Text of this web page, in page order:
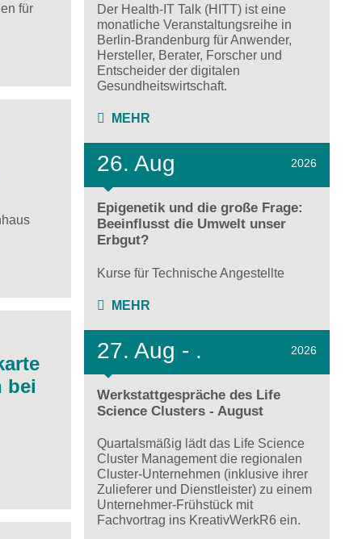
für
bei
Der Health-IT Talk (HITT) ist eine
monatliche Veranstaltungsreihe in
Berlin-Brandenburg für Anwender,
Hersteller, Berater, Forscher und
Entscheider der digitalen
Gesundheitswirtschaft.
MEHR
26. Aug 2026
Epigenetik und die große Frage:
Beeinflusst die Umwelt unser
Erbgut?
Kurse für Technische Angestellte
MEHR
27. Aug - . 2026
Werkstattgespräche des Life
Science Clusters - August
Quartalsmäßig lädt das Life Science
Cluster Management die regionalen
Cluster-Unternehmen (inklusive ihrer
Zulieferer und Dienstleister) zu einem
Unternehmer-Frühstück mit
Fachvortrag ins KreativWerkR6 ein.